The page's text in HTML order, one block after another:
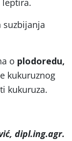
suzbijanja
o plodoredu,
kukuruznog
kukuruza.
dipl.ing.agr.